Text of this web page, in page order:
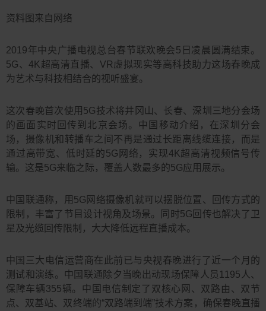
资料图来自网络
2019年中央广播电视总台春节联欢晚会5日凌晨圆满结束。
5G、4K超高清直播、VR虚拟现实等高科技助力这场春晚成
为艺术与科技相结合的视听盛宴。
这次春晚首次使用5G技术将井冈山、长春、深圳三地分会场
的画面实时回传到北京会场。中国移动介绍，在深圳分会
场，摄像机和转播车之间不再是通过长距离线缆连接，而是
通过高带宽、低时延的5G网络，实现4K超高清视频信号传
输。这是5G来临之际，覆盖人数最多的5G应用展示。
中国联通称，用5G网络摄像机就可以摆脱位置、回传方式的
限制，丰富了节目设计视角及场景。同时5G回传也解决了卫
星及光缆回传限制，大大降低远程直播成本。
中国三大电信运营商在此前已与央视春晚进行了近一个月的
测试和演练。中国联通除夕当晚出动现场保障人员1195人、
保障车辆355辆。中国电信制定了双核心网、双路由、双节
点、双基站、双终端的“双路端到端”技术方案，确保春晚直播